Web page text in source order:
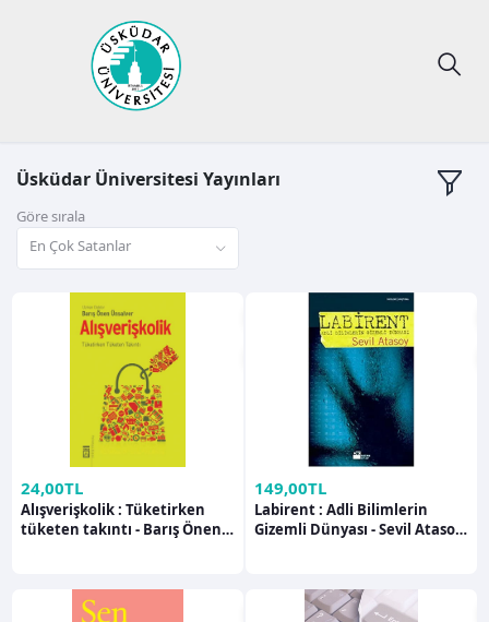
Üsküdar Üniversitesi Yayınları
Göre sırala
En Çok Satanlar
24,00TL
Alışverişkolik : Tüketirken
tüketen takıntı - Barış Önen
149,00TL
Labirent : Adli Bilimlerin
Gizemli Dünyası - Sevil Atasoy